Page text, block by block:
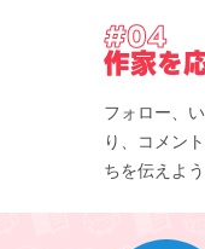
#04
作家を
フォロー、
り、コメン
ちを伝えよう